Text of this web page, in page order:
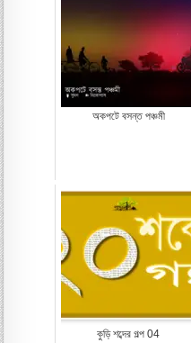
অকপটে বসন্ত পঞ্চমী
কুড়ি শব্দের গল্প 04